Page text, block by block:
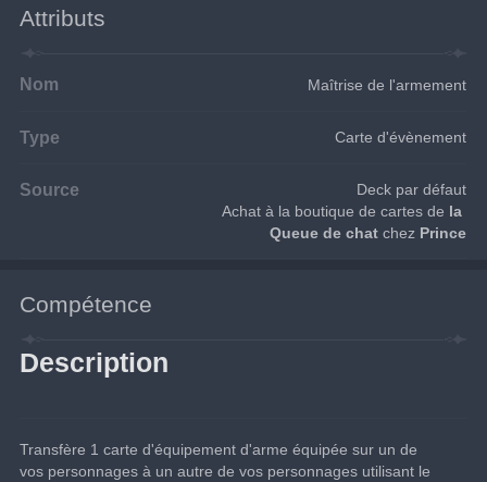
Attributs
Nom Maîtrise de l'armement
Type Carte d'évènement
Source
Deck par défaut
Achat à la boutique de cartes de la
Queue de chat chez Prince
Compétence
Description
Transfère 1 carte d'équipement d'arme équipée sur un de
vos personnages à un autre de vos personnages utilisant le